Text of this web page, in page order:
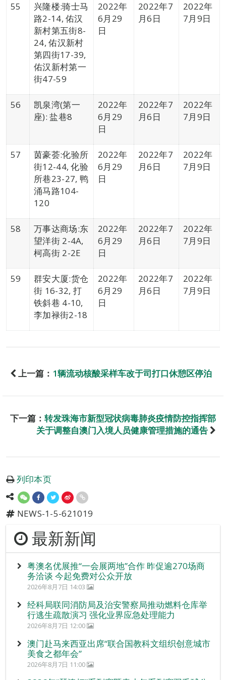
55
兴隆楼:骑士马
路2-14, 佑汉
新村第五街8-
24, 佑汉新村
第四街17-39,
佑汉新村第一
街47-59
2022年
6月29
日
2022年7
月6日
2022年
7月9日
56
凯泉湾(第一
座): 盐巷8
2022年
6月29
日
2022年7
月6日
2022年
7月9日
57
茵豪荟:化验所
街12-44, 化验
所巷23-27, 鸭
涌马路104-
120
2022年
6月29
日
2022年7
月6日
2022年
7月9日
58
万事达商场:东
望洋街 2-4A,
柯高街 2-2E
2022年
6月29
日
2022年7
月6日
2022年
7月9日
59
群安大厦:货仓
街 16-32, 打
铁斜巷 4-10,
李加禄街2-18
2022年
6月29
日
2022年7
月6日
2022年
7月9日
上一篇： 1辆流动核酸采样车改于司打口休憩区停泊
下一篇： 转发珠海市新型冠状病毒肺炎疫情防控指挥部
关于调整自澳门入境人员健康管理措施的通告
列印本页
NEWS-1-5-621019
最新新闻
粤澳名优展推“一会展两地”合作 昨促逾270场商
务洽谈 今起免费对公众开放
2026年8月7日 14:03
经科局联同消防局及治安警察局推动燃料仓库举
行逃生疏散演习 强化业界应急处理能力
2026年8月7日 12:00
澳门赴马来西亚出席“联合国教科文组织创意城市
美食之都年会”
2026年8月7日 11:00